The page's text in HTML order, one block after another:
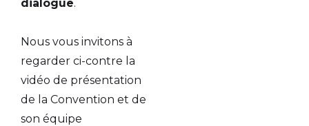
dialogue.
Nous vous invitons à
regarder ci-contre la
vidéo de présentation
de la Convention et de
son équipe